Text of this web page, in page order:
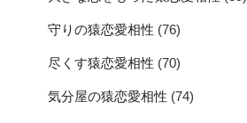
守りの猿恋愛相性 (76)
尽くす猿恋愛相性 (70)
気分屋の猿恋愛相性 (74)